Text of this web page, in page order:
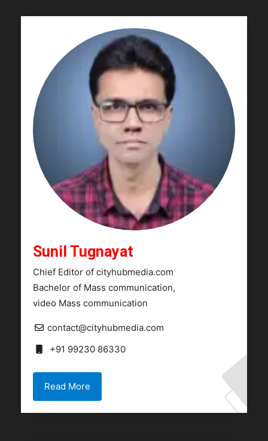
Sunil Tugnayat
Chief Editor of cityhubmedia.com
Bachelor of Mass communication,
video Mass communication
contact@cityhubmedia.com
+91 99230 86330
Read More